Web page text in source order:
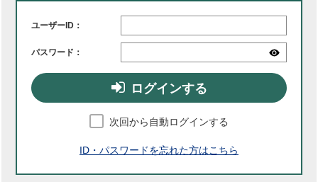
ユーザーID：
パスワード：
ログインする
次回から自動ログインする
ID・パスワードを忘れた方はこちら